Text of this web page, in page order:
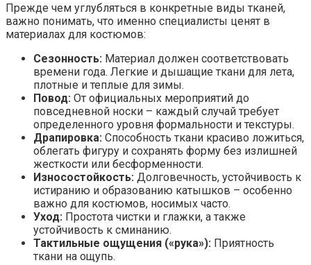
Прежде чем углубляться в конкретные виды тканей,
важно понимать, что именно специалисты ценят в
материалах для костюмов:
Сезонность: Материал должен соответствовать
времени года. Легкие и дышащие ткани для лета,
плотные и теплые для зимы.
Повод: От официальных мероприятий до
повседневной носки – каждый случай требует
определенного уровня формальности и текстуры.
Драпировка: Способность ткани красиво ложиться,
облегать фигуру и сохранять форму без излишней
жесткости или бесформенности.
Износостойкость: Долговечность, устойчивость к
истиранию и образованию катышков – особенно
важно для костюмов, носимых часто.
Уход: Простота чистки и глажки, а также
устойчивость к сминанию.
Тактильные ощущения («рука»): Приятность
ткани на ощупь.